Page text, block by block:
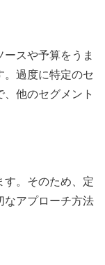
スや予算をうま
。過度に特定のセ
他のセグメント
す。そのため、定
なアプローチ方法